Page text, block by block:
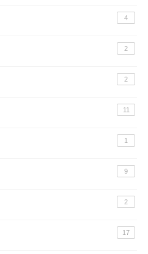
4
2
2
11
1
9
2
17